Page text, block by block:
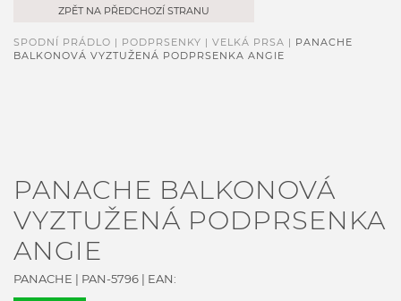
ZPĚT NA PŘEDCHOZÍ STRANU
SPODNÍ PRÁDLO | PODPRSENKY | VELKÁ PRSA | PANACHE
BALKONOVÁ VYZTUŽENÁ PODPRSENKA ANGIE
PANACHE BALKONOVÁ
VYZTUŽENÁ PODPRSENKA
ANGIE
PANACHE | PAN-5796 | EAN: